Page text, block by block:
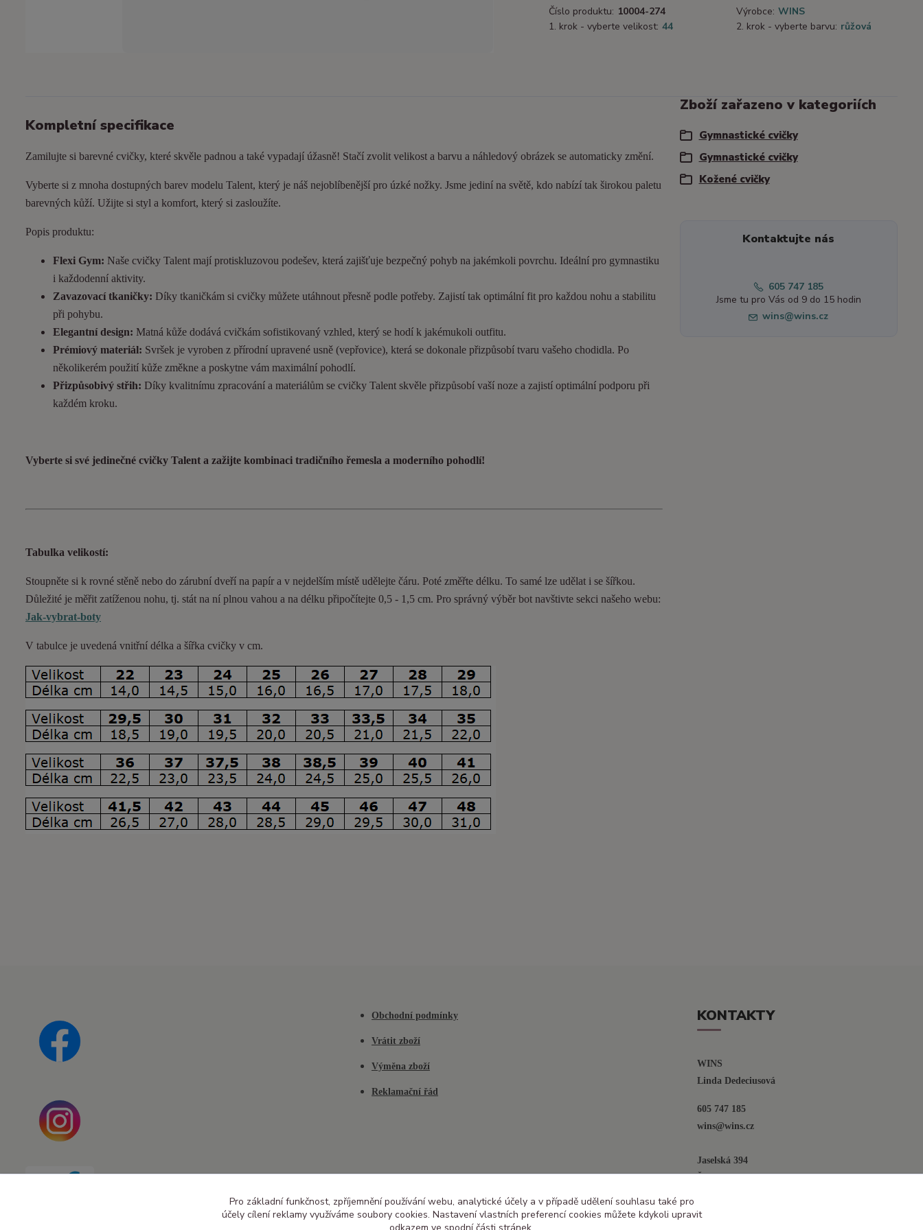
Číslo produktu: 10004-274 Výrobce: WINS
1. krok - vyberte velikost: 44 2. krok - vyberte barvu: růžová
Kompletní specifikace
Zamilujte si barevné cvičky, které skvěle padnou a také vypadají úžasně! Stačí zvolit velikost a barvu a náhledový obrázek se automaticky změní.
Vyberte si z mnoha dostupných barev modelu Talent, který je náš nejoblíbenější pro úzké nožky. Jsme jediní na světě, kdo nabízí tak širokou paletu
barevných kůží. Užijte si styl a komfort, který si zasloužíte.
Popis produktu:
Flexi Gym: Naše cvičky Talent mají protiskluzovou podešev, která zajišťuje bezpečný pohyb na jakémkoli povrchu. Ideální pro gymnastiku
i každodenní aktivity.
Zavazovací tkaničky: Díky tkaničkám si cvičky můžete utáhnout přesně podle potřeby. Zajistí tak optimální fit pro každou nohu a stabilitu
při pohybu.
Elegantní design: Matná kůže dodává cvičkám sofistikovaný vzhled, který se hodí k jakémukoli outfitu.
Prémiový materiál: Svršek je vyroben z přírodní upravené usně (vepřovice), která se dokonale přizpůsobí tvaru vašeho chodidla. Po
několikerém použití kůže změkne a poskytne vám maximální pohodlí.
Přizpůsobivý střih: Díky kvalitnímu zpracování a materiálům se cvičky Talent skvěle přizpůsobí vaší noze a zajistí optimální podporu při
každém kroku.
Vyberte si své jedinečné cvičky Talent a zažijte kombinaci tradičního řemesla a moderního pohodlí!
Tabulka velikostí:
Stoupněte si k rovné stěně nebo do zárubní dveří na papír a v nejdelším místě udělejte čáru. Poté změřte délku. To samé lze udělat i se šířkou.
Důležité je měřit zatíženou nohu, tj. stát na ní plnou vahou a na délku připočítejte 0,5 - 1,5 cm. Pro správný výběr bot navštivte sekci našeho webu:
Jak-vybrat-boty
V tabulce je uvedená vnitřní délka a šířka cvičky v cm.
Zboží zařazeno v kategoriích
Gymnastické cvičky
Gymnastické cvičky
Kožené cvičky
Kontaktujte nás
605 747 185
Jsme tu pro Vás od 9 do 15 hodin
wins@wins.cz
Obchodní podmínky
Vrátit zboží
Výměna zboží
Reklamační řád
KONTAKTY
WINS
Linda Dedeciusová
605 747 185
wins@wins.cz
Jaselská 394
Šenov u N. Jičína
Pro základní funkčnost, zpříjemnění používání webu, analytické účely a v případě udělení souhlasu také pro
účely cílení reklamy využíváme soubory cookies. Nastavení vlastních preferencí cookies můžete kdykoli upravit